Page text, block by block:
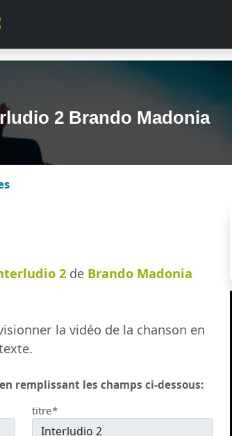
2 Brando Madonia
2 de Brando Madonia
la vidéo de la chanson en
remplissant les champs ci-dessous:
titre*